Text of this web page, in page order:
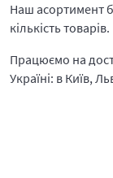
Наш асортимент
кількість товарів.
Працюємо на
Україні: в Київ,